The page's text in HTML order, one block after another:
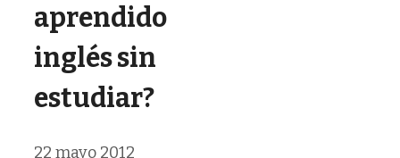
aprendido
inglés sin
estudiar?
22 mayo 2012